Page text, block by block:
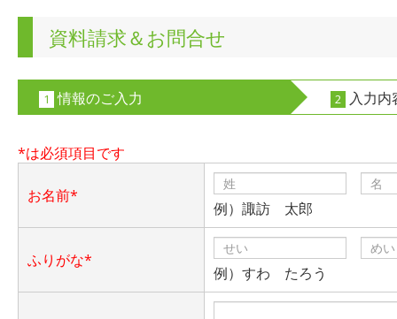
資料請求＆お問合せ
1 情報のご入力 2 入力内
*は必須項目です
お名前*
例）諏訪 太郎
ふりがな*
例）すわ たろう